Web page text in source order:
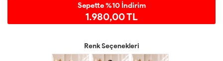
Sepette %10 İndirim
1.980,00 TL
Renk Seçenekleri